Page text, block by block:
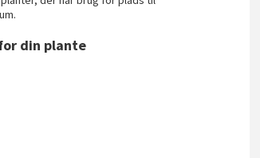
din plante